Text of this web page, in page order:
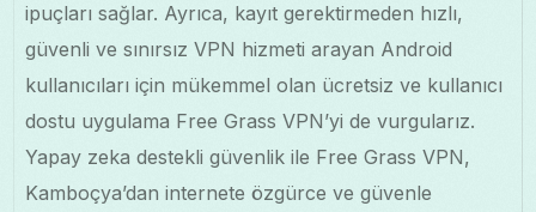
ipuçları sağlar. Ayrıca, kayıt gerektirmeden hızlı,
güvenli ve sınırsız VPN hizmeti arayan Android
kullanıcıları için mükemmel olan ücretsiz ve kullanıcı
dostu uygulama Free Grass VPN’yi de vurgularız.
Yapay zeka destekli güvenlik ile Free Grass VPN,
Kamboçya’dan internete özgürce ve güvenle